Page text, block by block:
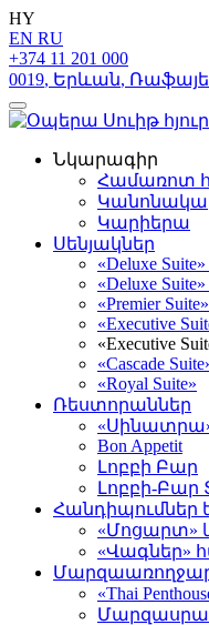
HY
EN RU
+374 11 201 000
0019, Երևան,
Նկարագիր
Համառոտ
Կարիերա
Սենյակներ
«Deluxe
«Deluxe
«Premier Suite»
«Executive
«Executive
«Cascade
«Royal Suite»
Ռեստորաններ
Bon Appetit
Լոբբի Բար
Լոբբի-Բար
Հանդիպումներ
«Մոցարտ»
«Վագներ»
«Thai